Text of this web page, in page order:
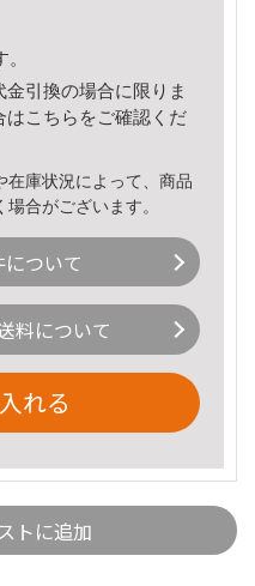
引換の場合に限りま
はこちら をご確認くだ
庫状況によって、商品
合がございます。
ついて
料について
れる
トに追加